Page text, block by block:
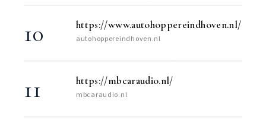
10 https://www.autohoppereindhoven.nl/
autohoppereindhoven.nl
11 https://mbcaraudio.nl/
mbcaraudio.nl